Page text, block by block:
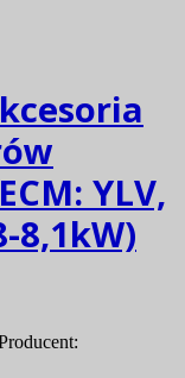
YLV,
8,1kW)